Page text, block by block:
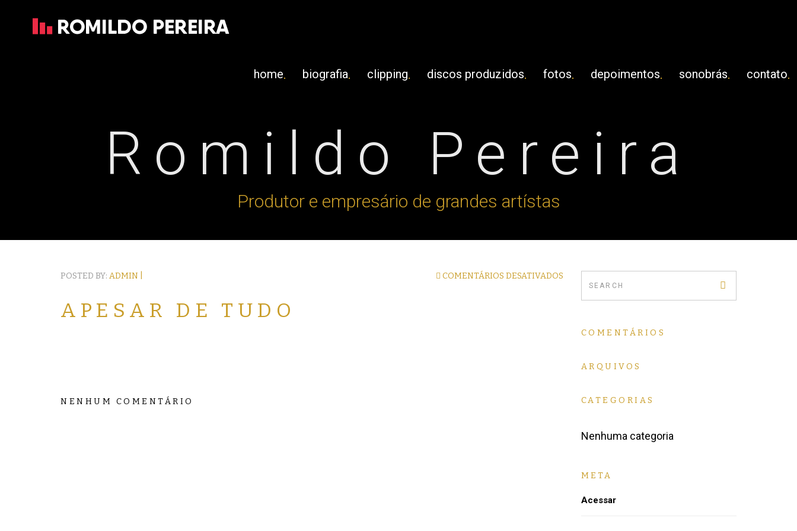
home biografia clipping discos produzidos fotos depoimentos sonobrás contato
Romildo Pereira
Produtor e empresário de grandes artístas
POSTED BY: ADMIN | COMENTÁRIOS DESATIVADOS
APESAR DE TUDO
NENHUM COMENTÁRIO
COMENTÁRIOS
ARQUIVOS
CATEGORIAS
Nenhuma categoria
META
Acessar